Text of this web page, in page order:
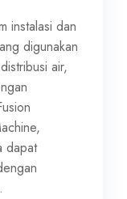
instalasi dan
digunakan
air,
dapat